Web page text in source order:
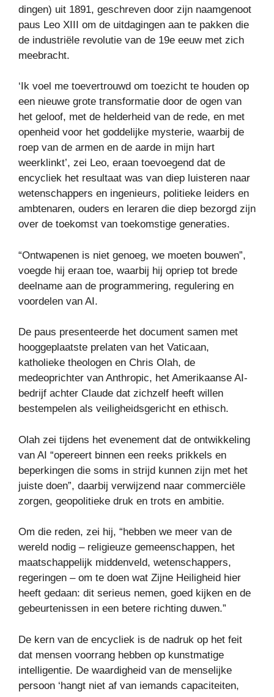
dingen) uit 1891, geschreven door zijn naamgenoot
paus Leo XIII om de uitdagingen aan te pakken die
de industriële revolutie van de 19e eeuw met zich
meebracht.
‘Ik voel me toevertrouwd om toezicht te houden op
een nieuwe grote transformatie door de ogen van
het geloof, met de helderheid van de rede, en met
openheid voor het goddelijke mysterie, waarbij de
roep van de armen en de aarde in mijn hart
weerklinkt’, zei Leo, eraan toevoegend dat de
encycliek het resultaat was van diep luisteren naar
wetenschappers en ingenieurs, politieke leiders en
ambtenaren, ouders en leraren die diep bezorgd zijn
over de toekomst van toekomstige generaties.
“Ontwapenen is niet genoeg, we moeten bouwen”,
voegde hij eraan toe, waarbij hij opriep tot brede
deelname aan de programmering, regulering en
voordelen van AI.
De paus presenteerde het document samen met
hooggeplaatste prelaten van het Vaticaan,
katholieke theologen en Chris Olah, de
medeoprichter van Anthropic, het Amerikaanse AI-
bedrijf achter Claude dat zichzelf heeft willen
bestempelen als veiligheidsgericht en ethisch.
Olah zei tijdens het evenement dat de ontwikkeling
van AI “opereert binnen een reeks prikkels en
beperkingen die soms in strijd kunnen zijn met het
juiste doen”, daarbij verwijzend naar commerciële
zorgen, geopolitieke druk en trots en ambitie.
Om die reden, zei hij, “hebben we meer van de
wereld nodig – religieuze gemeenschappen, het
maatschappelijk middenveld, wetenschappers,
regeringen – om te doen wat Zijne Heiligheid hier
heeft gedaan: dit serieus nemen, goed kijken en de
gebeurtenissen in een betere richting duwen.”
De kern van de encycliek is de nadruk op het feit
dat mensen voorrang hebben op kunstmatige
intelligentie. De waardigheid van de menselijke
persoon ‘hangt niet af van iemands capaciteiten,